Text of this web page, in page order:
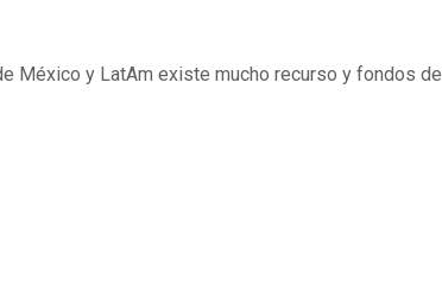
México y LatAm existe mucho recurso y fondos de